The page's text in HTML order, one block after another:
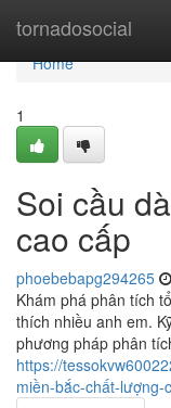
tornadosocial
Home
Home
1
Soi cầu
cao cấp
phoebebapg294265
Khám phá phân tích
thích nhiều anh em.
phương pháp phân
https://
miền-bắc-chất-lượng-